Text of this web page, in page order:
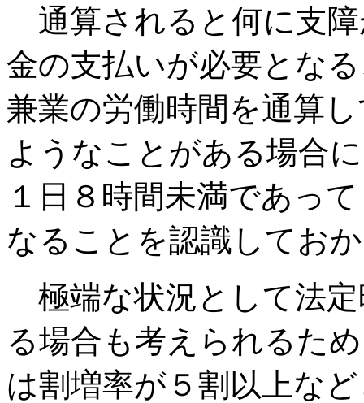
通算されると何に支
金の支払いが必要とな
兼業の労働時間を通算
ようなことがある場合
１日８時間未満であっ
なることを認識してお
極端な状況として法定
る場合も考えられるた
は割増率が５割以上な